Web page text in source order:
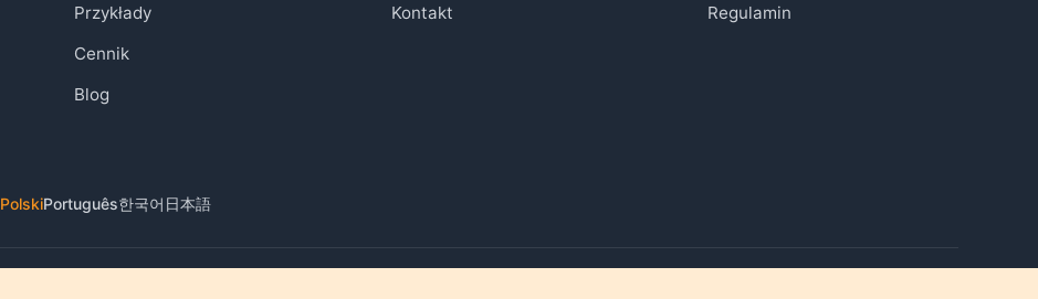
Przykłady
Cennik
Blog
Kontakt
Regulamin
PolskiPortuguês한국어 日本語